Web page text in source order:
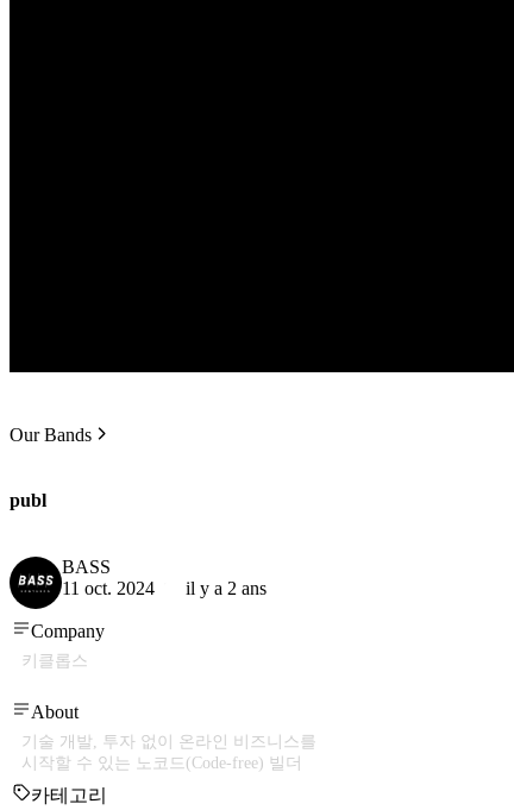
Our Bands
publ
BASS
11 oct. 2024
il y a 2 ans
Company
키클롭스
About
기술 개발, 투자 없이 온라인 비즈니스를
시작할 수 있는 노코드(Code-free) 빌더
카테고리